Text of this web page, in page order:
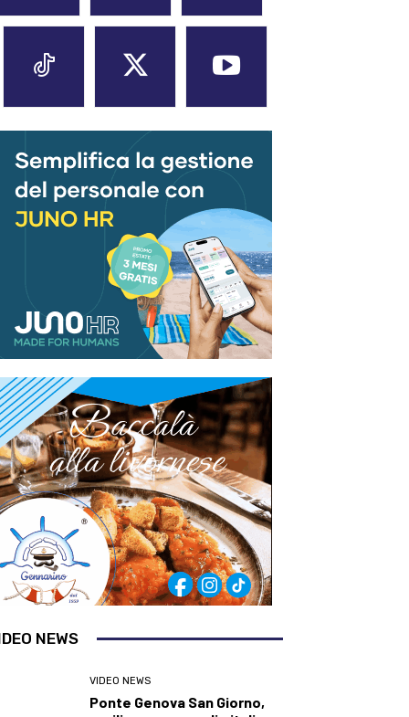
NEWS
VIDEO NEWS
Ponte Genova San Giorno,